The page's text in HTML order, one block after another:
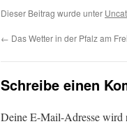
Dieser Beitrag wurde unter
← Das Wetter in der Pfalz am
Schreibe einen
Deine E-Mail-Adresse wird